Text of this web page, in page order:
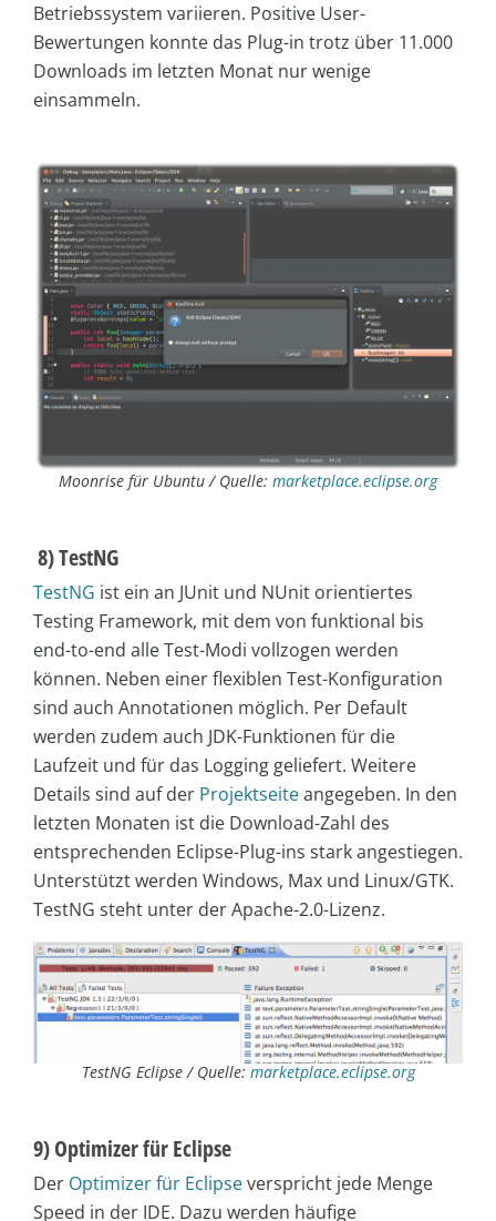
Betriebssystem variieren. Positive User-
Bewertungen konnte das Plug-in trotz über 11.000
Downloads im letzten Monat nur wenige
einsammeln.
Moonrise für Ubuntu / Quelle: marketplace.eclipse.org
8) TestNG
TestNG ist ein an JUnit und NUnit orientiertes
Testing Framework, mit dem von funktional bis
end-to-end alle Test-Modi vollzogen werden
können. Neben einer flexiblen Test-Konfiguration
sind auch Annotationen möglich. Per Default
werden zudem auch JDK-Funktionen für die
Laufzeit und für das Logging geliefert. Weitere
Details sind auf der Projektseiteangegeben. In den
letzten Monaten ist die Download-Zahl des
entsprechenden Eclipse-Plug-ins stark angestiegen.
Unterstützt werden Windows, Max und Linux/GTK.
TestNG steht unter der Apache-2.0-Lizenz.
TestNG Eclipse / Quelle: marketplace.eclipse.org
9) Optimizer für Eclipse
Der Optimizer für Eclipseverspricht jede Menge
Speed in der IDE. Dazu werden häufige